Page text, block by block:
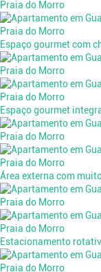
Espaço gourmet com
Espaço gourmet
Área externa com
Estacionamento